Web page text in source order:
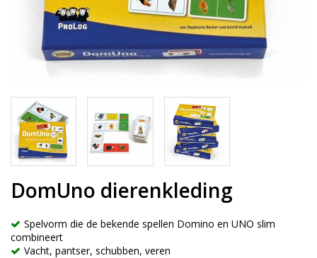
DomUno dierenkleding
Spelvorm die de bekende spellen Domino en UNO slim
combineert
Vacht, pantser, schubben, veren